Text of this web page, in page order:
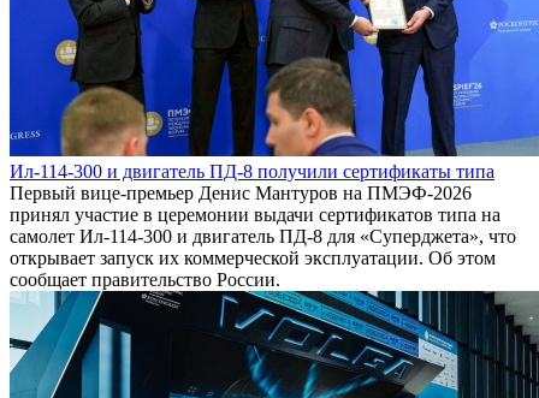
Ил-114-300 и двигатель ПД-8 получили сертификаты типа
Первый вице-премьер Денис Мантуров на ПМЭФ-2026
принял участие в церемонии выдачи сертификатов типа на
самолет Ил-114-300 и двигатель ПД-8 для «Суперджета», что
открывает запуск их коммерческой эксплуатации. Об этом
сообщает правительство России.